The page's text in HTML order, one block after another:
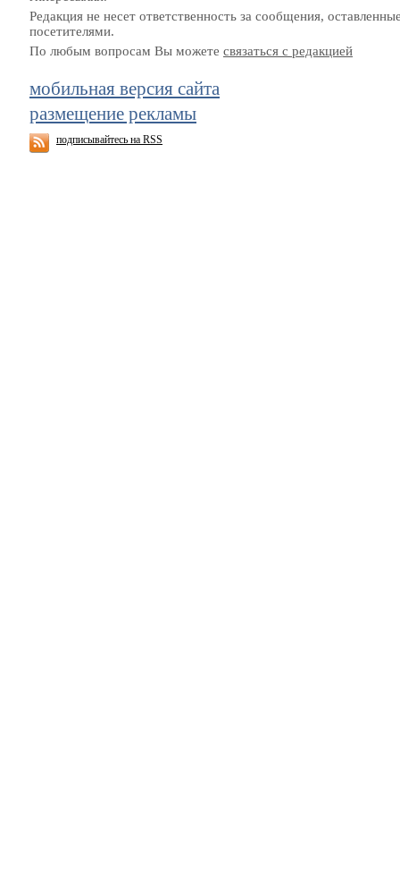
Редакция не несет ответственность за сообщения,
посетителями.
По любым вопросам Вы можете связаться с редакцией
мобильная версия сайта
размещение рекламы
подписывайтесь на RSS